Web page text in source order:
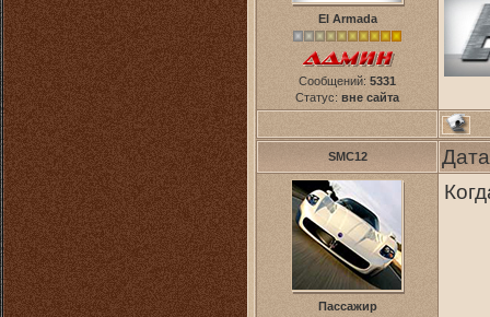
El Armada
Сообщений: 5331
Статус: вне сайта
SMC12
Пассажир